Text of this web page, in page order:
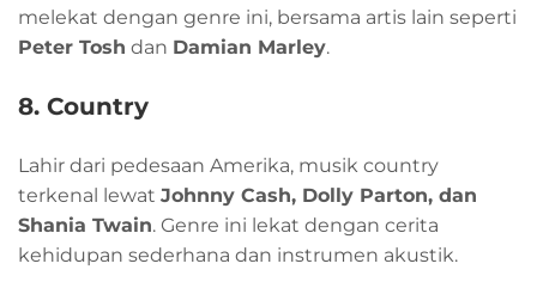
melekat dengan genre ini, bersama artis lain seperti
Peter Tosh dan Damian Marley.
8. Country
Lahir dari pedesaan Amerika, musik country
terkenal lewat Johnny Cash, Dolly Parton, dan
Shania Twain. Genre ini lekat dengan cerita
kehidupan sederhana dan instrumen akustik.